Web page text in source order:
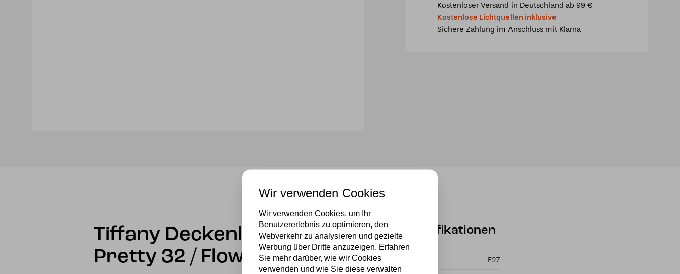
Menge
Kostenloser Versand in Deutschland ab 99 €
Kostenlose Lichtquellen inklusive
Sichere Zahlung im Anschluss mit Klarna
Tiffany Deckenleuchte
Pretty 32 / Flow
Spezifikationen
E27
Wir verwenden Cookies
Wir verwenden Cookies, um Ihr
Benutzererlebnis zu optimieren, den
Webverkehr zu analysieren und gezielte
Werbung über Dritte anzuzeigen. Erfahren
Sie mehr darüber, wie wir Cookies
verwenden und wie Sie diese verwalten